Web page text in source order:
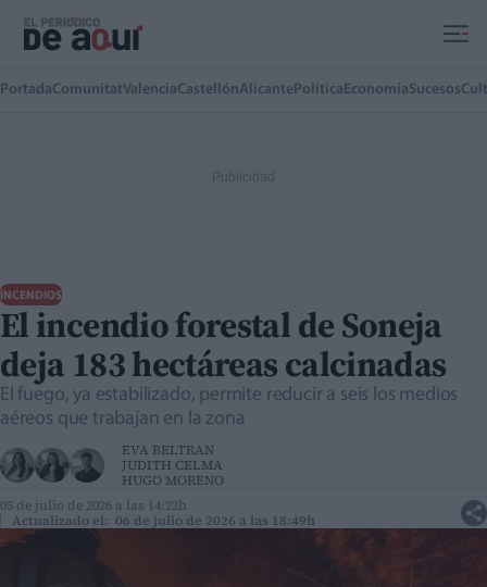
PortadaComunitatValenciaCastellónAlicante Política EconomíaSucesos
INCENDIOS
El incendio forestal de Soneja
deja 183 hectáreas calcinadas
El fuego, ya estabilizado, permite reducir a seis los medios
aéreos que trabajan en la zona
EVA BELTRAN
JUDITH CELMA
HUGO MORENO
05 de julio de 2026 a las 14:22h
Actualizado el: 06 de julio de 2026 a las 18:49h